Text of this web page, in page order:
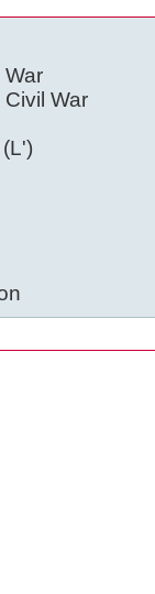
War